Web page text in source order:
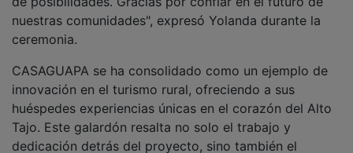
nuestras comunidades", expresó Yolanda durante la
ceremonia.
innovación en el turismo rural, ofreciendo a sus
huéspedes experiencias únicas en el corazón del Alto
Tajo. Este galardón resalta no solo el trabajo y
dedicación detrás del proyecto, sino también el